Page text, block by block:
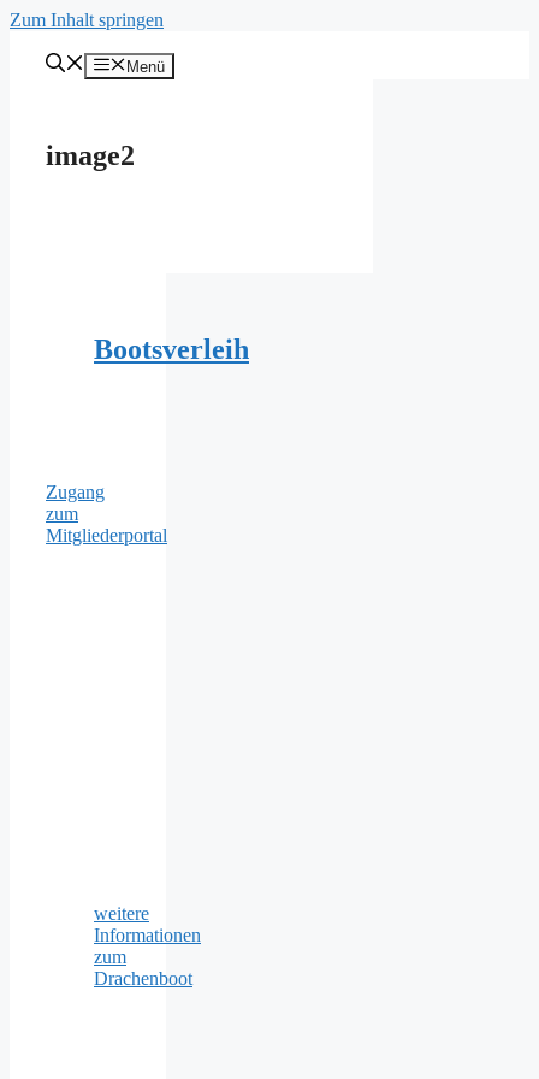
Zum Inhalt springen
Menü
image2
Bootsverleih
Zugang
zum
Mitgliederportal
weitere
Informationen
zum
Drachenboot